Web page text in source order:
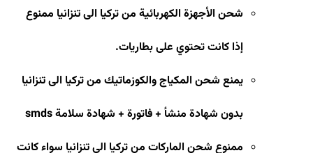
شحن الأجهزة الكهربائية من تركيا الى تنزانيا ممنوع
إذا كانت تحتوي على بطاريات.
يمنع شحن المكياج والكوزماتيك من تركيا الى تنزانيا
بدون شهادة منشأ + فاتورة + شهادة سلامةsmds
ممنوع شحن الماركات من تركيا الى تنزانيا سواء كانت